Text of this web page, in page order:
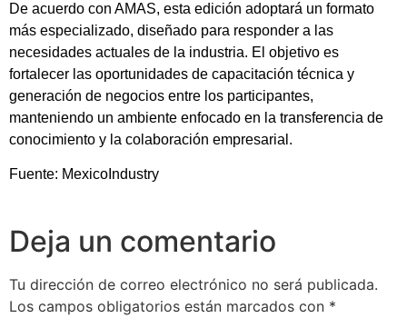
De acuerdo con AMAS, esta edición adoptará un formato
más especializado, diseñado para responder a las
necesidades actuales de la industria. El objetivo es
fortalecer las oportunidades de capacitación técnica y
generación de negocios entre los participantes,
manteniendo un ambiente enfocado en la transferencia de
conocimiento y la colaboración empresarial.
Fuente: MexicoIndustry
Deja un comentario
Tu dirección de correo electrónico no será publicada.
Los campos obligatorios están marcados con *